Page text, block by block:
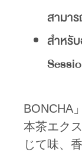
สามา
สำหรั
BONCHA
本茶エク
じて味、